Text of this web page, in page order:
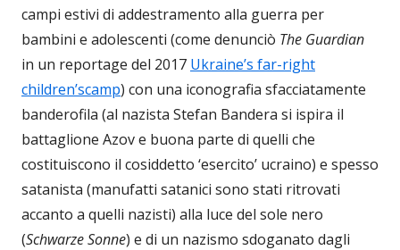
campi estivi di addestramento alla guerra per
bambini e adolescenti (come denunciò The Guardian
in un reportage del 2017 Ukraine’s far-right
children’scamp) con una iconografia sfacciatamente
banderofila (al nazista Stefan Bandera si ispira il
battaglione Azov e buona parte di quelli che
costituiscono il cosiddetto ‘esercito’ ucraino) e spesso
satanista (manufatti satanici sono stati ritrovati
accanto a quelli nazisti) alla luce del sole nero
(Schwarze Sonne) e di un nazismo sdoganato dagli